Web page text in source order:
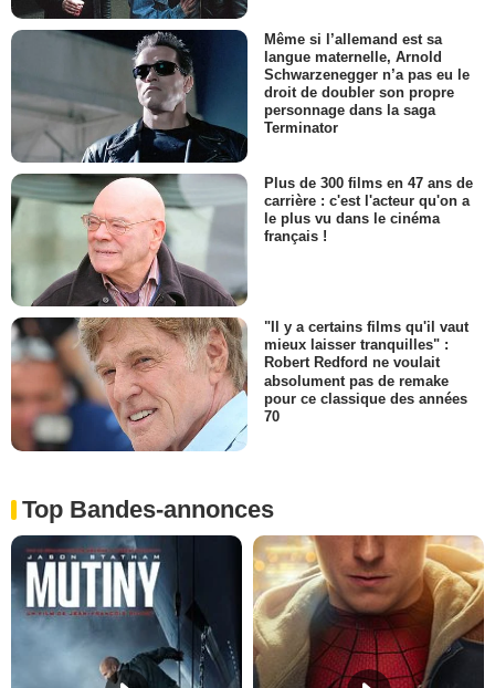
Même si l’allemand est sa
langue maternelle, Arnold
Schwarzenegger n’a pas eu le
droit de doubler son propre
personnage dans la saga
Terminator
Plus de 300 films en 47 ans de
carrière : c'est l'acteur qu'on a
le plus vu dans le cinéma
français !
"Il y a certains films qu'il vaut
mieux laisser tranquilles" :
Robert Redford ne voulait
absolument pas de remake
pour ce classique des années
70
Top Bandes-annonces